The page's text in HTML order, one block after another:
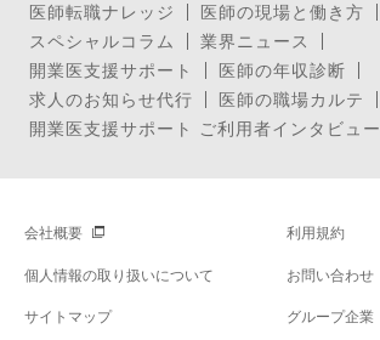
医師転職ナレッジ
医師の現場と働き方
スペシャルコラム
業界ニュース
開業医支援サポート
医師の年収診断
求人のお知らせ代行
医師の職場カルテ
開業医支援サポート ご利用者インタビュー
会社概要 利用規約
個人情報の取り扱いについて お問い合わせ
サイトマップ グループ企業